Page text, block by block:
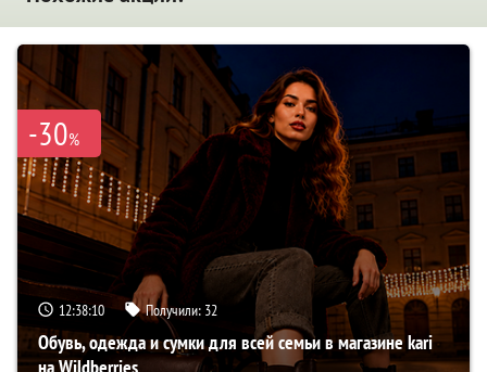
-30%
12:38:09 Получили: 32
Обувь, одежда и сумки для всей семьи в магазине kari